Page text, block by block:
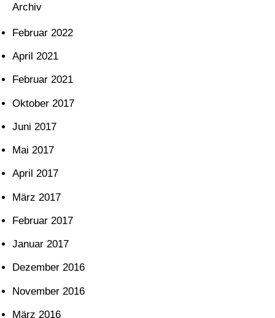
Archiv
Februar 2022
April 2021
Februar 2021
Oktober 2017
Juni 2017
Mai 2017
April 2017
März 2017
Februar 2017
Januar 2017
Dezember 2016
November 2016
März 2016